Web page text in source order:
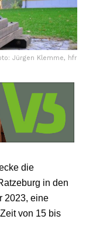
Jürgen Klemme, hfr
die
in den
2023, eine
von 15 bis